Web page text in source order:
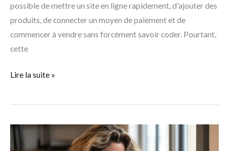
possible de mettre un site en ligne rapidement, d’ajouter des
produits, de connecter un moyen de paiement et de
commencer à vendre sans forcément savoir coder. Pourtant,
cette
Lire la suite »
Guide
des